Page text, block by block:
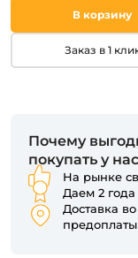
В корзину
Заказ в 1
Почему
покупать у
На рынке
Даем 2 года
Доставка
предоплаты